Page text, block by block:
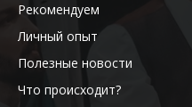
Рекомендуем
Личный опыт
Полезные новости
Что происходит?